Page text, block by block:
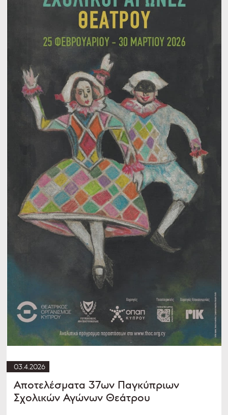
03.4.2026
Αποτελέσματα 37ων Παγκύπριων
Σχολικών Αγώνων Θεάτρου